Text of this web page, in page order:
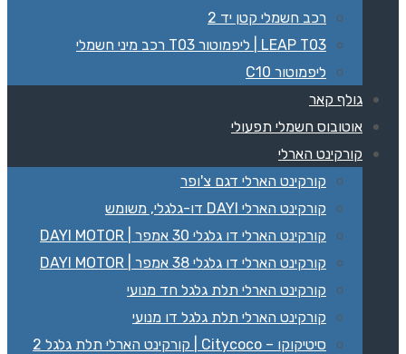
רכב חשמלי קטן יד 2
LEAP T03 | ליפמוטור T03 רכב מיני חשמלי
ליפמוטור C10
גולף קאר
אוטובוס חשמלי תפעולי
קורקינט הארלי
קורקינט הארלי דגם צ'ופר
קורקינט הארלי DAYI דו-גלגלי, משומש
קורקינט הארלי דו גלגלי 30 אמפר | DAYI MOTOR
קורקינט הארלי דו גלגלי 38 אמפר | DAYI MOTOR
קורקינט הארלי תלת גלגל חד מנועי
קורקינט הארלי תלת גלגל דו מנועי
סיטיקוקו – Citycoco | קורקינט הארלי תלת גלגל 2